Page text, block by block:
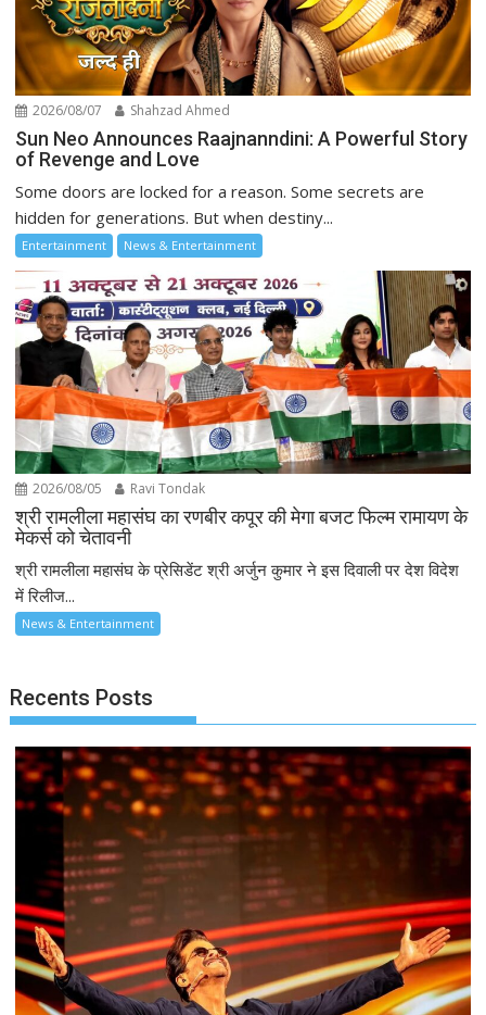
2026/08/07 Shahzad Ahmed
Sun Neo Announces Raajnanndini: A Powerful Story
of Revenge and Love
Some doors are locked for a reason. Some secrets are
hidden for generations. But when destiny...
Entertainment News & Entertainment
2026/08/05 Ravi Tondak
श्री रामलीला महासंघ का रणबीर कपूर की मेगा बजट फिल्म रामायण के
मेकर्स को चेतावनी
श्री रामलीला महासंघ के प्रेसिडेंट श्री अर्जुन कुमार ने इस दिवाली पर देश विदेश
में रिलीज...
News & Entertainment
Recents Posts